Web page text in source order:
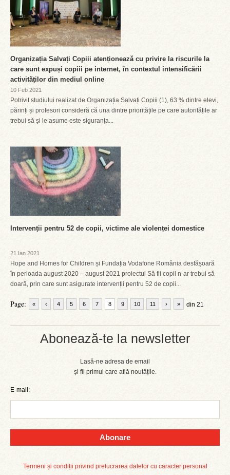
Abonează-te la newsletter
Lasă-ne adresa de email
și fii primul care află noutățile.
E-mail:
Abonare
Termeni și condiții privind prelucrarea datelor cu caracter personal
Organizația Salvați Copiii atenționează cu privire la riscurile la
care sunt expuși copiii pe internet, în contextul intensificării
activităților din mediul online
10 Feb 2021
Potrivit studiului realizat de Organizația Salvați Copiii (1), 63 % dintre elevi,
părinți și profesori consideră că una dintre prioritățile pe care autoritățile ar
trebui să și le asume este siguranța...
Intervenții pentru 52 de copii, victime ale violenței domestice
21 Ian 2021
Hope and Homes for Children și Fundația Vodafone România desfășoară
în perioada august 2020 – august 2021 proiectul Să fii copil n-ar trebui să
doară, prin care sunt asigurate intervenții pentru 52 de copii...
Page: « ‹ 4 5 6 7 8 9 10 11 din 21
› »